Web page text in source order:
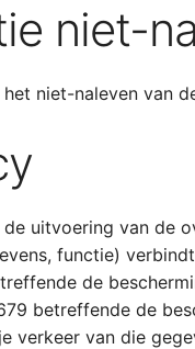
niet-
niet-naleven van
uitvoering van de
functie)
de
betreffende de
verkeer van die